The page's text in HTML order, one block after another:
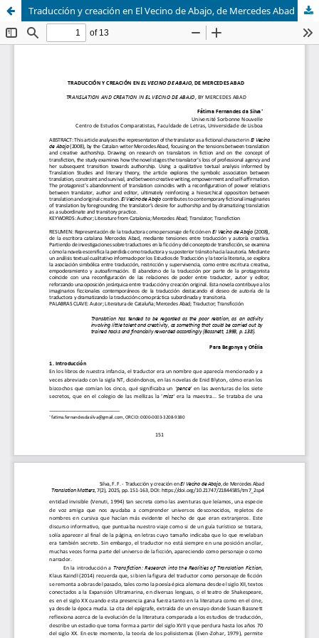
Traducción y creación en El Vecino de Abajo, de Mercedes Abad